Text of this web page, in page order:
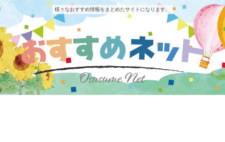
様々なおすすめ情報をまとめたサイトになります。